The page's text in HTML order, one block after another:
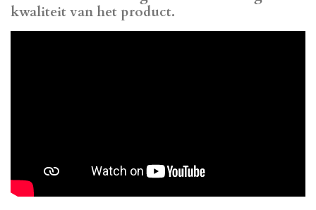
kwaliteit van het product.